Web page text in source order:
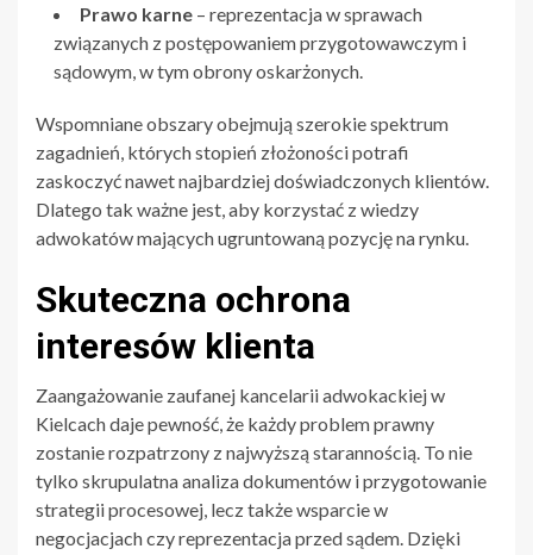
Prawo karne – reprezentacja w sprawach
związanych z postępowaniem przygotowawczym i
sądowym, w tym obrony oskarżonych.
Wspomniane obszary obejmują szerokie spektrum
zagadnień, których stopień złożoności potrafi
zaskoczyć nawet najbardziej doświadczonych klientów.
Dlatego tak ważne jest, aby korzystać z wiedzy
adwokatów mających ugruntowaną pozycję na rynku.
Skuteczna ochrona
interesów klienta
Zaangażowanie zaufanej kancelarii adwokackiej w
Kielcach daje pewność, że każdy problem prawny
zostanie rozpatrzony z najwyższą starannością. To nie
tylko skrupulatna analiza dokumentów i przygotowanie
strategii procesowej, lecz także wsparcie w
negocjacjach czy reprezentacja przed sądem. Dzięki